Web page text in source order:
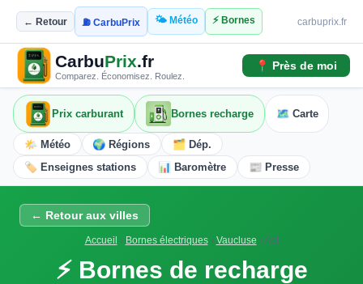
← Retour ⛽ CarbuPrix 🌤️ Météo ⚡ Bornes carbuprix.fr
CarbuPrix.fr
Comparez. Économisez. Roulez.
📍 Près de moi
Prix carburant Bornes recharge 🗺️ Carte
🌤️ Météo 🌍 Régions
🗂️ Dép.
🏷️ Enseignes stations
📊 Baromètre 📰 Presse
← Retour aux villes
Accueil › Bornes électriques› Vaucluse ›Apt
⚡ Bornes de recharge